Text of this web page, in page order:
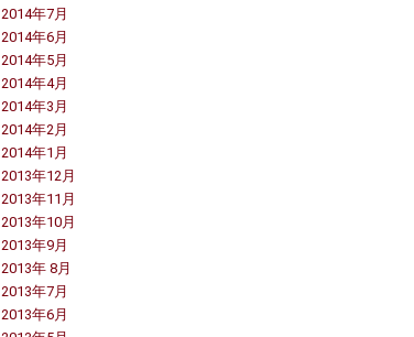
2014年7月
2014年6月
2014年5月
2014年4月
2014年3月
2014年2月
2014年1月
2013年12月
2013年11月
2013年10月
2013年9月
2013年 8月
2013年7月
2013年6月